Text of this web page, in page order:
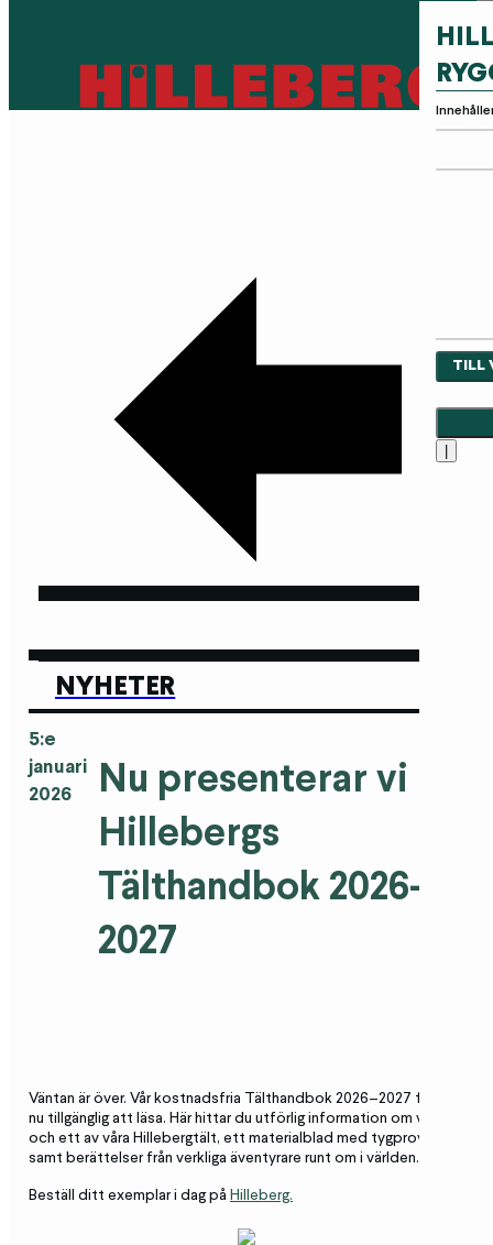
TILL
NYHETER
5:e
januari
2026
Nu presenterar vi
Hillebergs
Tälthandbok 2026–
2027
Väntan är över. Vår kostnadsfria Tälthandbok 2026–2027 finns
nu tillgänglig att läsa. Här hittar du utförlig information om vart
och ett av våra Hillebergtält, ett materialblad med tygprover
samt berättelser från verkliga äventyrare runt om i världen.
Beställ ditt exemplar i dag på Hilleberg.